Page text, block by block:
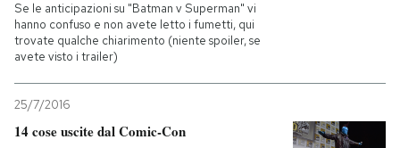
Se le anticipazioni su "Batman v Superman" vi
hanno confuso e non avete letto i fumetti, qui
trovate qualche chiarimento (niente spoiler, se
avete visto i trailer)
25/7/2016
14 cose uscite dal Comic-Con